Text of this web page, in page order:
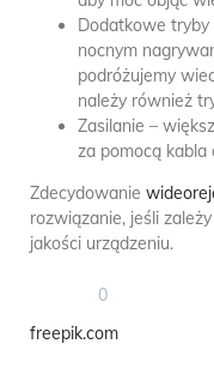
Dodatkowe tryby
nocnym
podróżujemy
należy również
Zasilanie –
za pomocą kabla
Zdecydowanie
rozwiązanie, jeśli
jakości urządzeniu.
0
freepik.com